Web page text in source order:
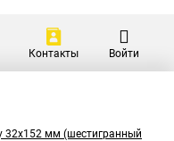
Контакты Войти
32х152 мм (шестигранный